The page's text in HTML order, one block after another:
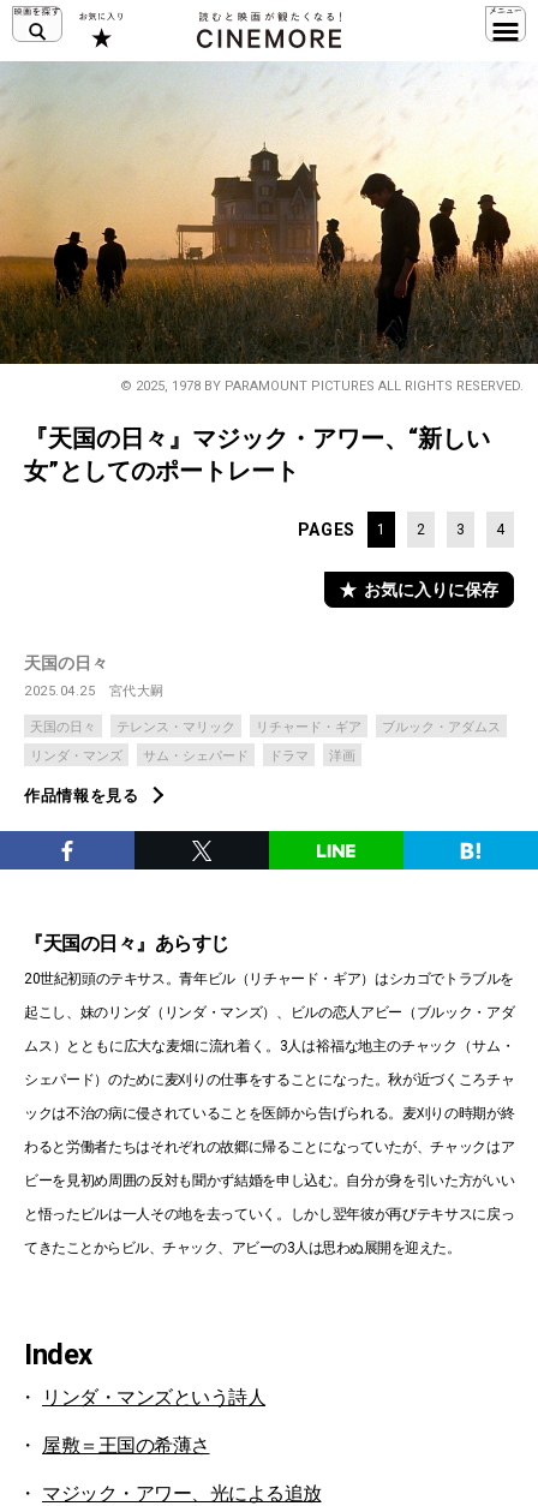
© 2025, 1978 BY PARAMOUNT PICTURES ALL RIGHTS RESERVED.
『天国の日々』マジック・アワー、“新しい
女”としてのポートレート
PAGES 1 2 3 4
お気に入りに保存
天国の日々
2025.04.25 宮代大嗣
天国の日々 テレンス・マリック リチャード・ギア
ブルック・アダムス
リンダ・マンズ
サム・シェパード ドラマ 洋画
作品情報を見る
『天国の日々』あらすじ
20世紀初頭のテキサス。青年ビル（リチャード・ギア）はシカゴでトラブルを
起こし、妹のリンダ（リンダ・マンズ）、ビルの恋人アビー（ブルック・アダ
ムス）とともに広大な麦畑に流れ着く。3人は裕福な地主のチャック（サム・
シェパード）のために麦刈りの仕事をすることになった。秋が近づくころチャ
ックは不治の病に侵されていることを医師から告げられる。麦刈りの時期が終
わると労働者たちはそれぞれの故郷に帰ることになっていたが、チャックはア
ビーを見初め周囲の反対も聞かず結婚を申し込む。自分が身を引いた方がいい
と悟ったビルは一人その地を去っていく。しかし翌年彼が再びテキサスに戻っ
てきたことからビル、チャック、アビーの3人は思わぬ展開を迎えた。
Index
リンダ・マンズという詩人
屋敷＝王国の希薄さ
マジック・アワー、光による追放